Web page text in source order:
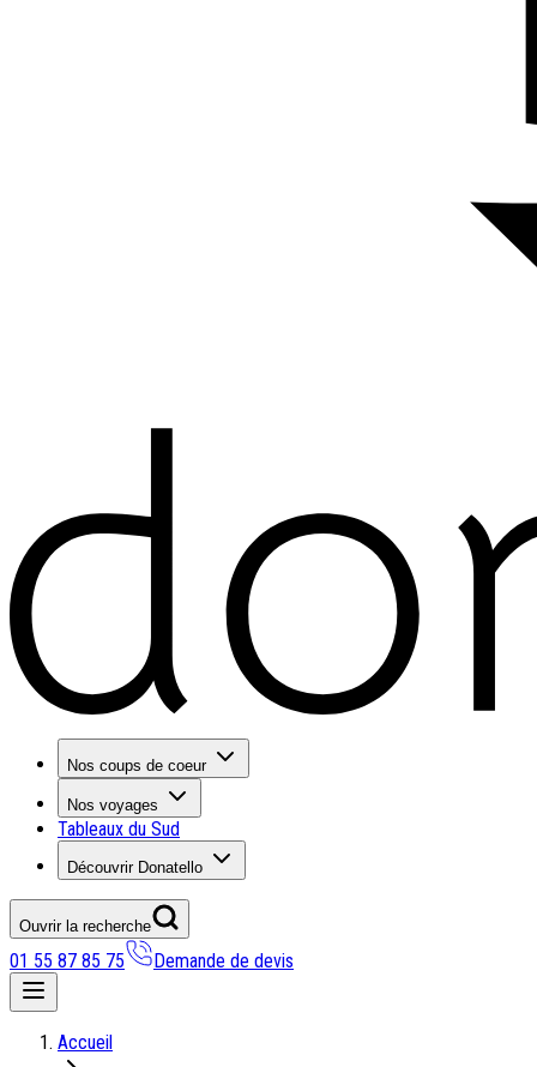
Nos coups de coeur
Nos voyages
Tableaux du Sud
Découvrir Donatello
Ouvrir la recherche
01 55 87 85 75 Demande de devis
Nos coups de coeur
Accueil